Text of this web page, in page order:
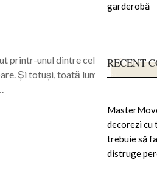
printr-unul dintre cele mai
Și totuși, toată lumea a
garderobă
RECENT
decorezi cu
trebuie să
distruge